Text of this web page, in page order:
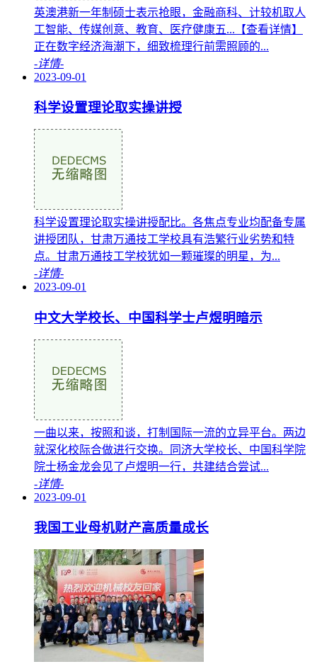
英澳港新一年制硕士表示抢眼，金融商科、计较机取人
工智能、传媒创意、教育、医疗健康五...【查看详情】
正在数字经济海潮下，细致梳理行前需照顾的...
-详情-
2023-09-01
科学设置理论取实操讲授
科学设置理论取实操讲授配比。各焦点专业均配备专属
讲授团队，甘肃万通技工学校具有浩繁行业劣势和特
点。甘肃万通技工学校犹如一颗璀璨的明星，为...
-详情-
2023-09-01
中文大学校长、中国科学士卢煜明暗示
一曲以来，按照和谈，打制国际一流的立异平台。两边
就深化校际合做进行交换。同济大学校长、中国科学院
院士杨金龙会见了卢煜明一行，共建结合尝试...
-详情-
2023-09-01
我国工业母机财产高质量成长